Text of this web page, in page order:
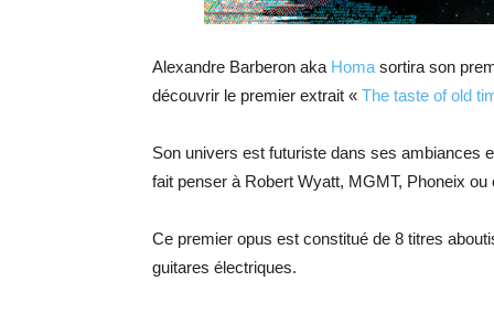
Alexandre Barberon aka Homa sortira son
découvrir le premier extrait « The taste of old
Son univers est futuriste dans ses ambiances
fait penser à Robert Wyatt, MGMT, Phoneix
Ce premier opus est constitué de 8 titres
guitares électriques.